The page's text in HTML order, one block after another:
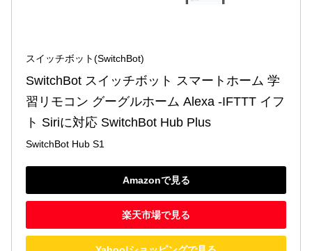
スイッチボット(SwitchBot)
SwitchBot スイッチボット スマートホーム 学
習リモコン グーグルホーム Alexa -IFTTT イフ
ト Siriに対応 SwitchBot Hub Plus
SwitchBot Hub S1
Amazonで見る
楽天市場で見る